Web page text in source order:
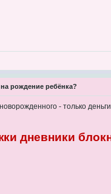
рождение ребёнка?
- только
дневники